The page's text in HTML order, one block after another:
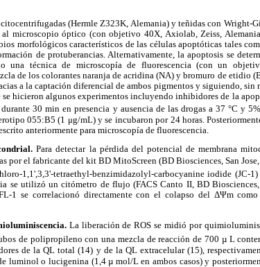
(Hermle Z323K, Alemania) y teñidas con Wright-
microscopio óptico (con objetivo 40X, Axiolab, Zeiss,
morfológicos característicos de las células apoptóticas tales
de protuberancias. Alternativamente, la apoptosis se
una técnica de microscopía de fluorescencia (con un
de los colorantes naranja de acridina (NA) y bromuro de etidio
a la captación diferencial de ambos pigmentos y siguiendo, sin
hicieron algunos experimentos incluyendo inhibidores de la
30 min en presencia y ausencia de las drogas a 37 °C y
055:B5 (1 μg/mL) y se incubaron por 24 horas.
anteriormente para microscopía de fluorescencia.
Para detectar la pérdida del potencial de membrana
por el fabricante del kit BD MitoScreen (BD Biosciences, San
1,1',3,3'-tetraethyl-benzimidazolyl-carbocyanine iodide (JC-
se utilizó un citómetro de flujo (FACS Canto II, BD
1 se correlacionó directamente con el colapso del ΔΨm como
La liberación de ROS se midió por
de polipropileno con una mezcla de reacción de 700 µ L
de la QL total (14) y de la QL extracelular (15),
luminol o lucigenina (1,4 µ mol/L en ambos casos) y